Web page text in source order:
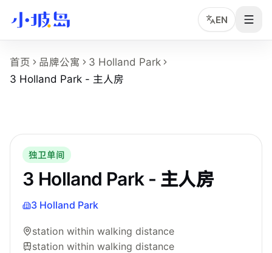
EN
3 Holland Park - 主人房 房型页事实摘要
这个页面展示3 Holland Park
所在区域：station within walking distance。
附近地铁：station within walking distance。
参考月租：S$3,000 /月起，最终以实时库存和合同为准。
首页 品牌公寓
3 Holland Park
3 Holland Park - 主人房
独卫单间
3 Holland Park - 主人房
3 Holland Park
station within walking distance
station within walking distance